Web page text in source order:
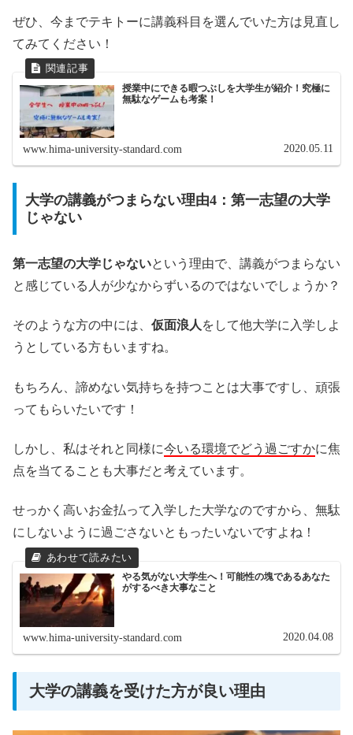
ぜひ、今までテキトーに講義科目を選んでいた方は見直し
てみてください！
授業中にできる暇つぶしを大学生が紹介！究極に
無駄なゲームも考案！
www.hima-university-standard.com 2020.05.11
大学の講義がつまらない理由4：第一志望の大学
じゃない
第一志望の大学じゃないという理由で、講義がつまらない
と感じている人が少なからずいるのではないでしょうか？
そのような方の中には、 仮面浪人 をして他大学に入学しよ
うとしている方もいますね。
もちろん、諦めない気持ちを持つことは大事ですし、頑張
ってもらいたいです！
しかし、私はそれと同様に今いる環境でどう過ごすかに焦
点を当てることも大事だと考えています。
せっかく高いお金払って入学した大学なのですから、無駄
にしないように過ごさないともったいないですよね！
やる気がない大学生へ！可能性の塊であるあなた
がするべき大事なこと
www.hima-university-standard.com 2020.04.08
大学の講義を受けた方が良い理由